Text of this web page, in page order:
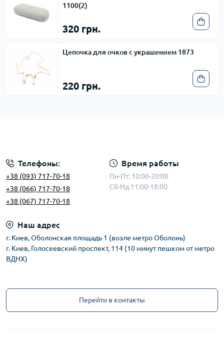
1100(2)
320 грн.
Цепочка для очков с украшением 1873
220 грн.
Телефоны:
+38 (093) 717-70-18
+38 (066) 717-70-18
+38 (067) 717-70-18
Время работы
Пн-Пт: 10:00-20:00
Сб-Нд 11:00-18:00
Наш адрес
г. Киев, Оболонская площадь 1 (возле метро Оболонь)
г. Киев, Голосеевский проспект, 114 (10 минут пешком от метро
ВДНХ)
Перейти в контакты